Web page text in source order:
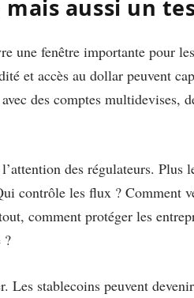
aussi un
une fenêtre importante pour
et accès au dollar peuvent
des comptes multidevises,
des régulateurs. Plus
contrôle les flux ? Comment
comment protéger les
?
Les stablecoins peuvent